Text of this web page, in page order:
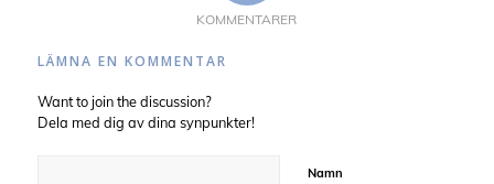
KOMMENTARER
LÄMNA EN KOMMENTAR
Want to join the discussion?
Dela med dig av dina synpunkter!
Namn